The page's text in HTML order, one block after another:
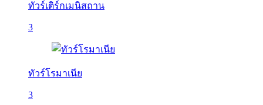
ทัวร์เติร์กเมนิสถาน
3
ทัวร์โรมาเนีย
3